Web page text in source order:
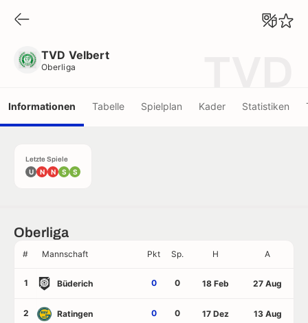
TVD Velbert
Oberliga
Informationen Tabelle Spielplan Kader Statistiken
Letzte Spiele
U N N S S
Oberliga
# Mannschaft Pkt Sp. H A
1 Büderich 0 0 18 Feb 27 Aug
2 Ratingen 0 0 17 Dez 13 Aug